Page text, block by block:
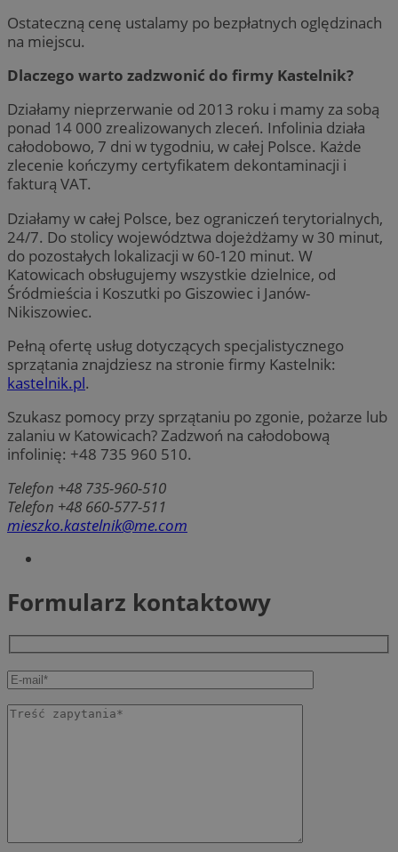
Ostateczną cenę ustalamy po bezpłatnych oględzinach
na miejscu.
Dlaczego warto zadzwonić do firmy Kastelnik?
Działamy nieprzerwanie od 2013 roku i mamy za sobą
ponad 14 000 zrealizowanych zleceń. Infolinia działa
całodobowo, 7 dni w tygodniu, w całej Polsce. Każde
zlecenie kończymy certyfikatem dekontaminacji i
fakturą VAT.
Działamy w całej Polsce, bez ograniczeń terytorialnych,
24/7. Do stolicy województwa dojeżdżamy w 30 minut,
do pozostałych lokalizacji w 60-120 minut. W
Katowicach obsługujemy wszystkie dzielnice, od
Śródmieścia i Koszutki po Giszowiec i Janów-
Nikiszowiec.
Pełną ofertę usług dotyczących specjalistycznego
sprzątania znajdziesz na stronie firmy Kastelnik:
kastelnik.pl.
Szukasz pomocy przy sprzątaniu po zgonie, pożarze lub
zalaniu w Katowicach? Zadzwoń na całodobową
infolinię: +48 735 960 510.
Telefon +48 735-960-510
Telefon +48 660-577-511
mieszko.kastelnik@me.com
Formularz kontaktowy